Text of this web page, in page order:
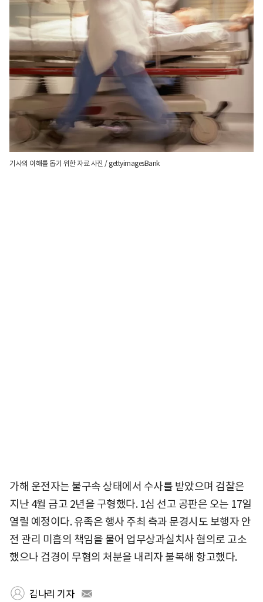
기사의 이해를 돕기 위한 자료 사진 / gettyimagesBank
가해 운전자는 불구속 상태에서 수사를 받았으며 검찰은
지난 4월 금고 2년을 구형했다. 1심 선고 공판은 오는 17일
열릴 예정이다. 유족은 행사 주최 측과 문경시도 보행자 안
전 관리 미흡의 책임을 물어 업무상과실치사 혐의로 고소
했으나 검경이 무혐의 처분을 내리자 불복해 항고했다.
김나리 기자